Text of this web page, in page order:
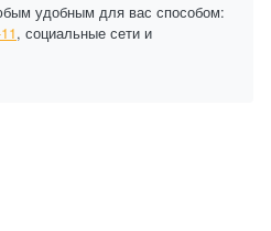
удобным для вас способом:
, социальные сети и